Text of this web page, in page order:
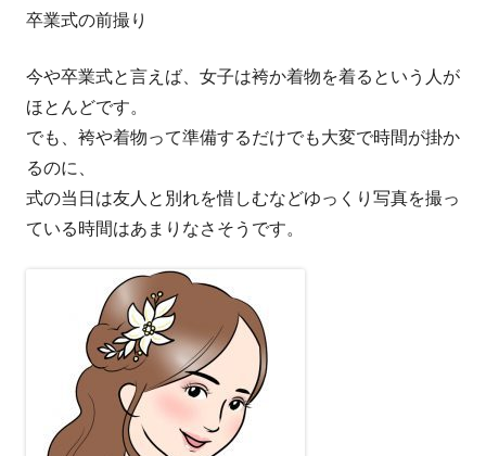
卒業式の前撮り
今や卒業式と言えば、女子は袴か着物を着るという人が
ほとんどです。
でも、袴や着物って準備するだけでも大変で時間が掛か
るのに、
式の当日は友人と別れを惜しむなどゆっくり写真を撮っ
ている時間はあまりなさそうです。